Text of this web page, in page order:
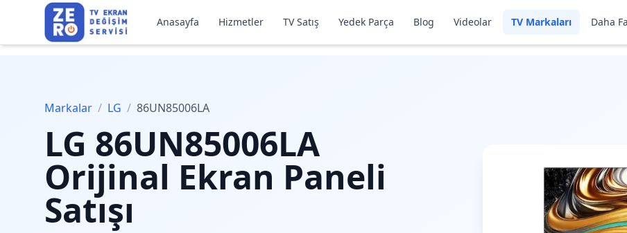
Anasayfa Hizmetler TV Satış Yedek Parça Blog Videolar TV Markaları Daha
Markalar / LG / 86UN85006LA
LG 86UN85006LA
Orijinal Ekran Paneli
Satışı